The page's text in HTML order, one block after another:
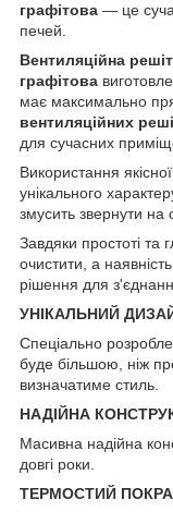
графітова — це
печей.
Вентиляційна
графітова
має максимально
вентиляційних
для сучасних
Використання
унікального
змусить звернути на
Завдяки простоті та
очистити, а
рішення для
УНІКАЛЬНИЙ
Спеціально
буде більшою, ніж
визначатиме стиль.
НАДІЙНА
Масивна надійна
довгі роки.
ТЕРМОСТИЙ